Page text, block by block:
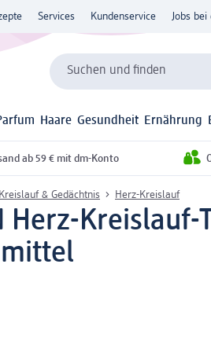
Services Kundenservice Jobs bei
Suchen und finden
Haare Gesundheit Ernährung
ab 59 € mit dm-Konto
& Gedächtnis Herz-Kreislauf
Herz-